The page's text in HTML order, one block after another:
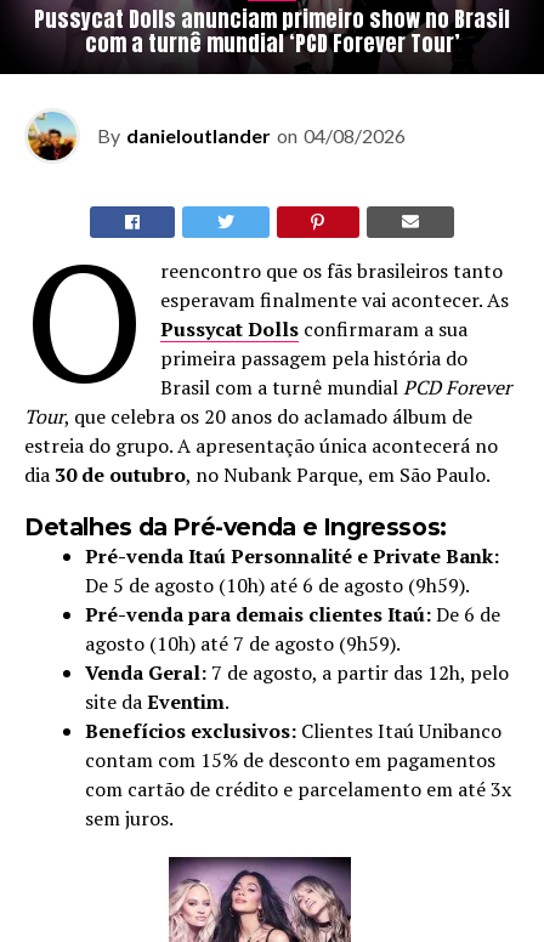
Pussycat Dolls anunciam primeiro show no Brasil
com a turnê mundial ‘PCD Forever Tour’
By danieloutlander on 04/08/2026
O
reencontro que os fãs brasileiros tanto
esperavam finalmente vai acontecer. As
Pussycat Dolls confirmaram a sua
primeira passagem pela história do
Brasil com a turnê mundialPCD Forever
Tour, que celebra os 20 anos do aclamado álbum de
estreia do grupo. A apresentação única acontecerá no
dia 30 de outubro, no Nubank Parque, em São Paulo.
Detalhes da Pré-venda e Ingressos:
Pré-venda Itaú Personnalité e Private Bank:
De 5 de agosto (10h) até 6 de agosto (9h59).
Pré-venda para demais clientes Itaú:De 6 de
agosto (10h) até 7 de agosto (9h59).
Venda Geral: 7 de agosto, a partir das 12h, pelo
site daEventim.
Benefícios exclusivos: Clientes Itaú Unibanco
contam com 15% de desconto em pagamentos
com cartão de crédito e parcelamento em até 3x
sem juros.